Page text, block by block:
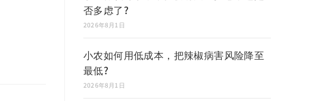
否多虑了?
2026年8月1日
小农如何用低成本，把辣椒病害风险降至
最低?
2026年8月1日